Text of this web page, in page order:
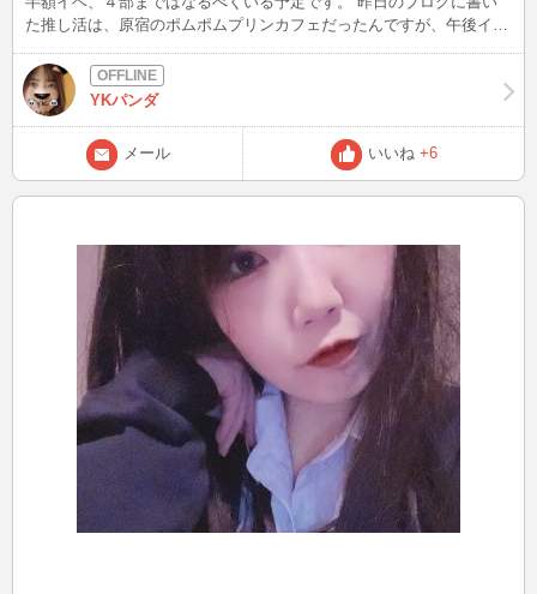
た推し活は、原宿のポムポムプリンカフェだったんですが、午後イチ
て、入れませんでした・・・。 ２億年ぶりに歩く竹下通りは人混み
酷すぎて歩けたもんじゃなかったです。 失意のどん底で明治神宮に
お参りに行き、お金持ちになれますようにとお祈りして（神社でお願
いすることは一貫してこれです）ぷりんカフェでコラボメニューを食
べるために握りしめていったお金（現実にはクレカ）は明治神宮参拝
記念というシールが貼られたどら焼きになりました。 写真は先日行
YKパンダ
メール いいね +6